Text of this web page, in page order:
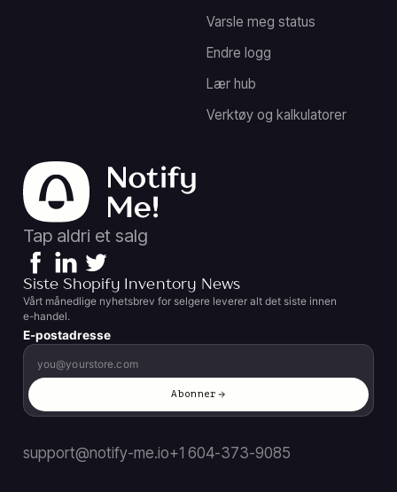
Varsle meg status
Endre logg
Lær hub
Verktøy og kalkulatorer
Tap aldri et salg
Siste Shopify Inventory News
Vårt månedlige nyhetsbrev for selgere leverer alt det siste innen
e-handel.
E-postadresse
Abonner
support@notify-me.io+1 604-373-9085